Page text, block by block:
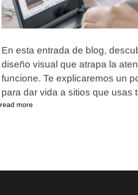
En esta entrada de blog,
diseño visual que atrapa la
funcione. Te explicaremos un
para dar vida a sitios que usas
read more